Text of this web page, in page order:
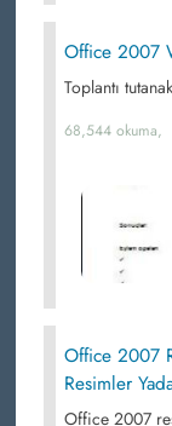
Office 2007
Toplantı
68,544 okuma,
Office 2007
Resimler
Office 2007